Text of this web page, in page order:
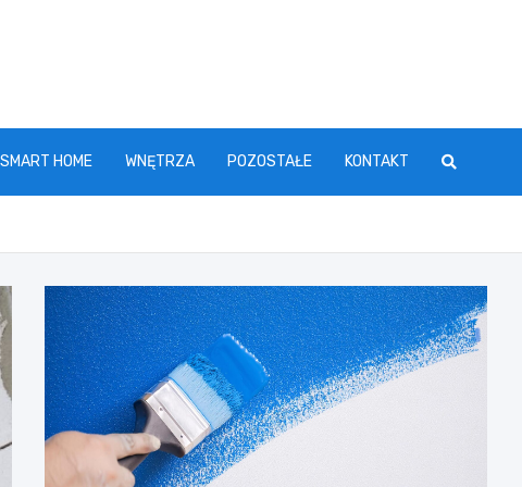
SMART HOME WNĘTRZA POZOSTAŁE KONTAKT